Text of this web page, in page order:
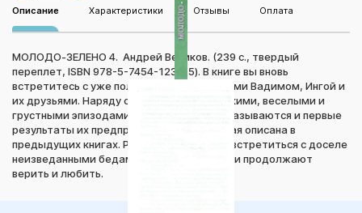
Описание Характеристики Отзывы Оплата
МОЛОДО-ЗЕЛЕНО 4. Андрей Везиков. (239 с., твердый
переплет, ISBN 978-5-7454-1232-5). В книге вы вновь
встретитесь с уже полюбившимися героями Вадимом, Ингой и
их друзьями. Наряду со многими лирическими, веселыми и
грустными эпизодами в жизни героев показываются и первые
результаты их предприимчивости, которая описана в
предыдущих книгах. Ребятам предстоит встретиться с доселе
неизведанными бедами и печалями, но они продолжают
верить и любить.